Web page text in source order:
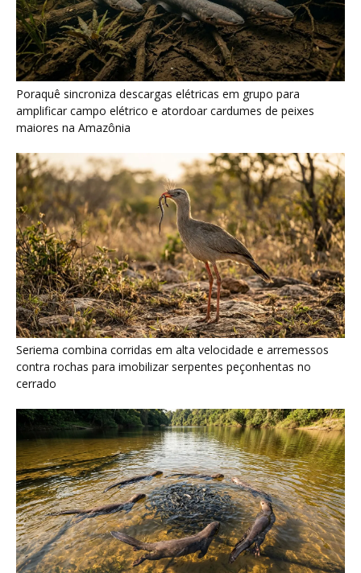
Seriema combina corridas em alta velocidade e arremessos
contra rochas para imobilizar serpentes peçonhentas no
cerrado
Ariranha sincroniza caça coletiva com vocalização subaquática
e cerca cardumes em rios rasos da Amazônia